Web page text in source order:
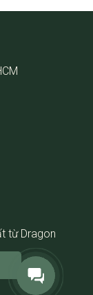
từ Dragon